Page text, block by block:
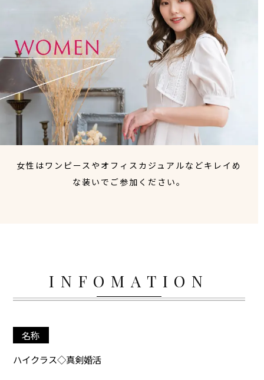
女性はワンピースやオフィスカジュアルなどキレイめ
な装いでご参加ください。
INFOMATION
名称
ハイクラス◇真剣婚活